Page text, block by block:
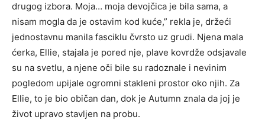
drugog izbora. Moja… moja devojčica je bila sama, a
nisam mogla da je ostavim kod kuće,” rekla je, držeći
jednostavnu manila fasciklu čvrsto uz grudi. Njena mala
ćerka, Ellie, stajala je pored nje, plave kovrdže odsjavale
su na svetlu, a njene oči bile su radoznale i nevinim
pogledom upijale ogromni stakleni prostor oko njih. Za
Ellie, to je bio običan dan, dok je Autumn znala da joj je
život upravo stavljen na probu.